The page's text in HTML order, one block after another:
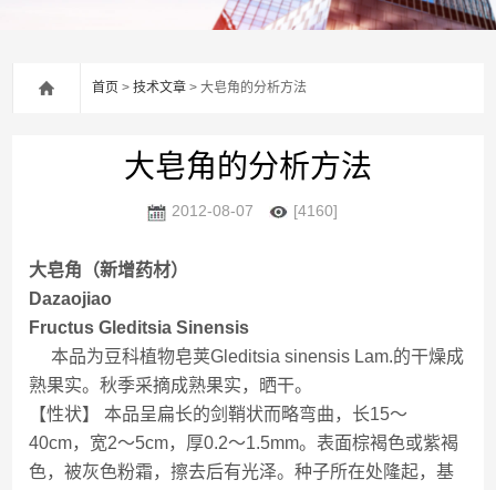
首页 >技术文章 > 大皂角的分析方法
大皂角的分析方法
2012-08-07 [4160]
大皂角（新增药材）
Dazaojiao
Fructus Gleditsia Sinensis
本品为豆科植物皂荚Gleditsia sinensis Lam.的干燥成
熟果实。秋季采摘成熟果实，晒干。
【性状】 本品呈扁长的剑鞘状而略弯曲，长15～
40cm，宽2～5cm，厚0.2～1.5mm。表面棕褐色或紫褐
色，被灰色粉霜，擦去后有光泽。种子所在处隆起，基